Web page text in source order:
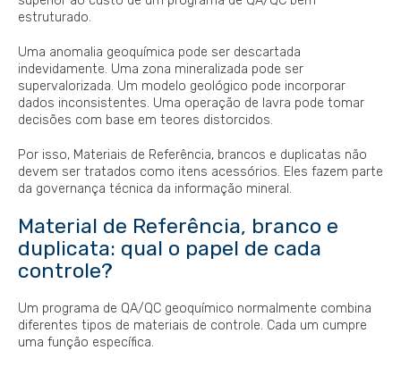
estruturado.
Uma anomalia geoquímica pode ser descartada
indevidamente. Uma zona mineralizada pode ser
supervalorizada. Um modelo geológico pode incorporar
dados inconsistentes. Uma operação de lavra pode tomar
decisões com base em teores distorcidos.
Por isso, Materiais de Referência, brancos e duplicatas não
devem ser tratados como itens acessórios. Eles fazem parte
da governança técnica da informação mineral.
Material de Referência, branco e
duplicata: qual o papel de cada
controle?
Um programa de QA/QC geoquímico normalmente combina
diferentes tipos de materiais de controle. Cada um cumpre
uma função específica.